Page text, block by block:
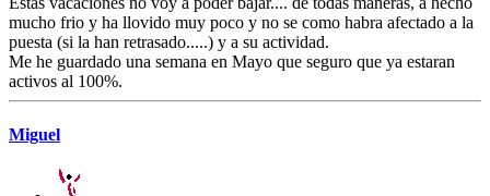
mucho frio y ha llovido muy poco y no se como habra afectado a la
puesta (si la han retrasado.....) y a su actividad.
Me he guardado una semana en Mayo que seguro que ya estaran
activos al 100%.
Miguel